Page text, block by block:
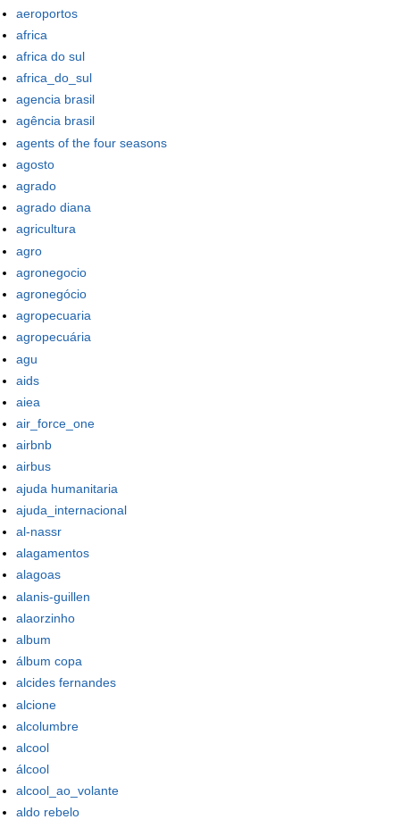
aeroportos
africa
africa do sul
africa_do_sul
agencia brasil
agência brasil
agents of the four seasons
agosto
agrado
agrado diana
agricultura
agro
agronegocio
agronegócio
agropecuaria
agropecuária
agu
aids
aiea
air_force_one
airbnb
airbus
ajuda humanitaria
ajuda_internacional
al-nassr
alagamentos
alagoas
alanis-guillen
alaorzinho
album
álbum copa
alcides fernandes
alcione
alcolumbre
alcool
álcool
alcool_ao_volante
aldo rebelo